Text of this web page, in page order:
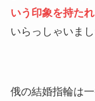
いう印象を持た
いらっしゃいまし
俄の結婚指輪は